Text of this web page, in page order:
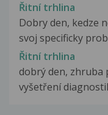
Řitní trhlina
Dobry den, kedze
svoj specificky
Řitní trhlina
dobrý den, zhruba
vyšetření